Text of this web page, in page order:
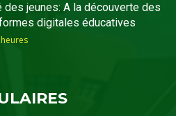
des jeunes: A la découverte des
digitales éducatives